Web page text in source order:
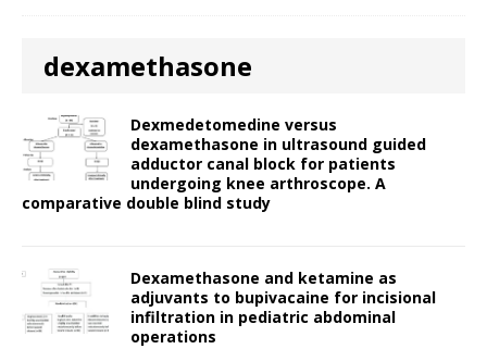
dexamethasone
Dexmedetomedine versus
dexamethasone in ultrasound guided
adductor canal block for patients
undergoing knee arthroscope. A
comparative double blind study
Dexamethasone and ketamine as
adjuvants to bupivacaine for incisional
infiltration in pediatric abdominal
operations